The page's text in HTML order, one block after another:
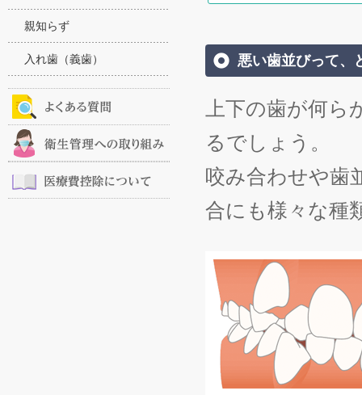
悪い歯並びって、
上下の歯が何
るでしょう。
咬み合わせや歯
合にも様々な種
親知らず
入れ歯（義歯）